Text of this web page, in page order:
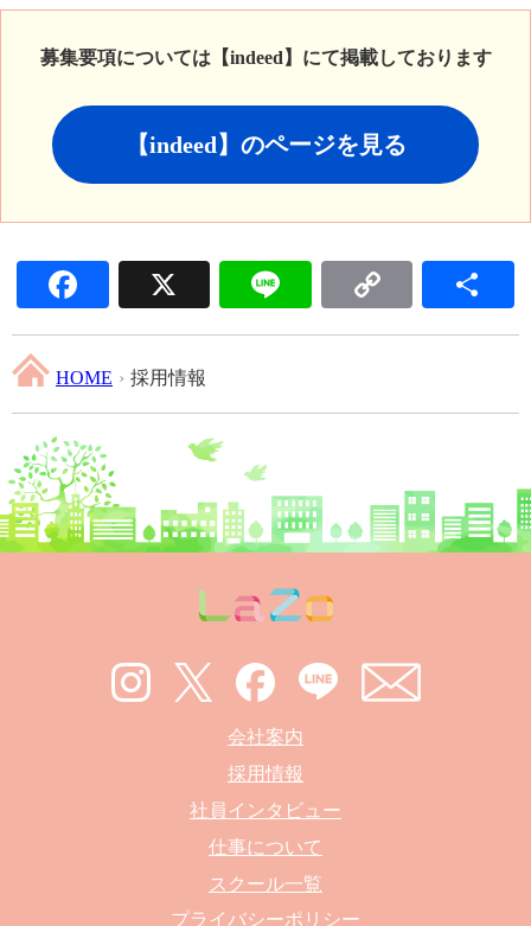
募集要項については【indeed】にて掲載しております
【indeed】のページを見る
Facebook Line Copy
HOME › 採用情報
会社案内
採用情報
社員インタビュー
仕事について
スクール一覧
プライバシーポリシー